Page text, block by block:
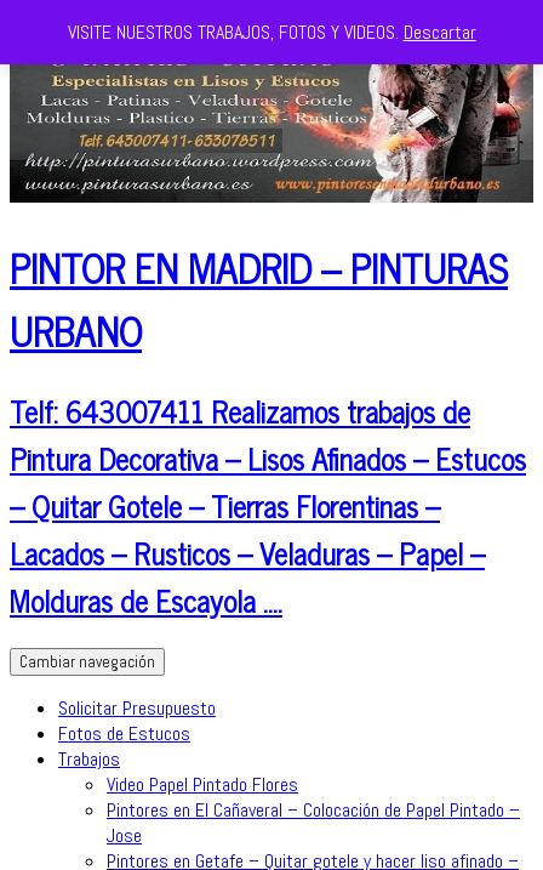
PINTOR EN MADRID – PINTURAS
URBANO
Telf: 643007411 Realizamos trabajos de
Pintura Decorativa – Lisos Afinados – Estucos
– Quitar Gotele – Tierras Florentinas –
Lacados – Rusticos – Veladuras – Papel –
Molduras de Escayola ….
Cambiar navegación
Solicitar Presupuesto
Fotos de Estucos
Trabajos
Video Papel Pintado Flores
Pintores en El Cañaveral – Colocación de Papel Pintado –
Jose
Pintores en Getafe – Quitar gotele y hacer liso afinado –
VISITE NUESTROS TRABAJOS, FOTOS Y VIDEOS. Descartar